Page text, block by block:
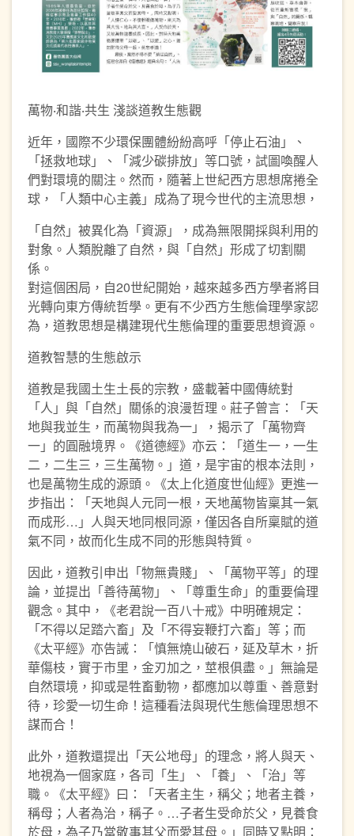
萬物‧和諧‧共生 淺談道教生態觀
近年，國際不少環保團體紛紛高呼「停止石油」、
「拯救地球」、「減少碳排放」等口號，試圖喚醒人
們對環境的關注。然而，隨著上世紀西方思想席捲全
球，「人類中心主義」成為了現今世代的主流思想，
「自然」被異化為「資源」，成為無限開採與利用的
對象。人類脫離了自然，與「自然」形成了切割關
係。
對這個困局，自20世紀開始，越來越多西方學者將目
光轉向東方傳統哲學。更有不少西方生態倫理學家認
為，道教思想是構建現代生態倫理的重要思想資源。
道教智慧的生態啟示
道教是我國土生土長的宗教，盛載著中國傳統對
「人」與「自然」關係的浪漫哲理。莊子曾言：「天
地與我並生，而萬物與我為一」，揭示了「萬物齊
一」的圓融境界。《道德經》亦云：「道生一，一生
二，二生三，三生萬物。」道，是宇宙的根本法則，
也是萬物生成的源頭。《太上化道度世仙經》更進一
步指出：「天地與人元同一根，天地萬物皆稟其一氣
而成形…」人與天地同根同源，僅因各自所稟賦的道
氣不同，故而化生成不同的形態與特質。
因此，道教引申出「物無貴賤」、「萬物平等」的理
論，並提出「善待萬物」、「尊重生命」的重要倫理
觀念。其中，《老君說一百八十戒》中明確規定：
「不得以足踏六畜」及「不得妄鞭打六畜」等；而
《太平經》亦告誡：「慎無燒山破石，延及草木，折
華傷枝，實于市里，金刃加之，莖根俱盡。」無論是
自然環境，抑或是牲畜動物，都應加以尊重、善意對
待，珍愛一切生命！這種看法與現代生態倫理思想不
謀而合！
此外，道教還提出「天公地母」的理念，將人與天、
地視為一個家庭，各司「生」、「養」、「治」等
職。《太平經》曰：「天者主生，稱父；地者主養，
稱母；人者為治，稱子。…子者生受命於父，見養食
於母，為子乃當敬事其父而愛其母。」同時又點明：